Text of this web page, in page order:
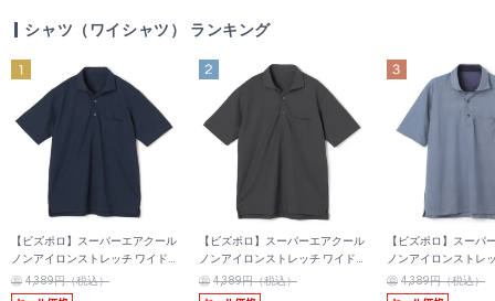
シャツ（ワイシャツ） ランキング
【ビズポロ】スーパーエアクール
ノンアイロンストレッチ ワイド
カラーポロシャツ トリコット無
地
4,389円（税込）
【ビズポロ】スーパーエアクール
ノンアイロンストレッチ ワイド
カラーポロシャツ トリコット無
地
4,389円（税込）
【ビズポロ】スーパ
ノンアイロンストレ
カラーポロシャツ ト
地
4,389円（税込）